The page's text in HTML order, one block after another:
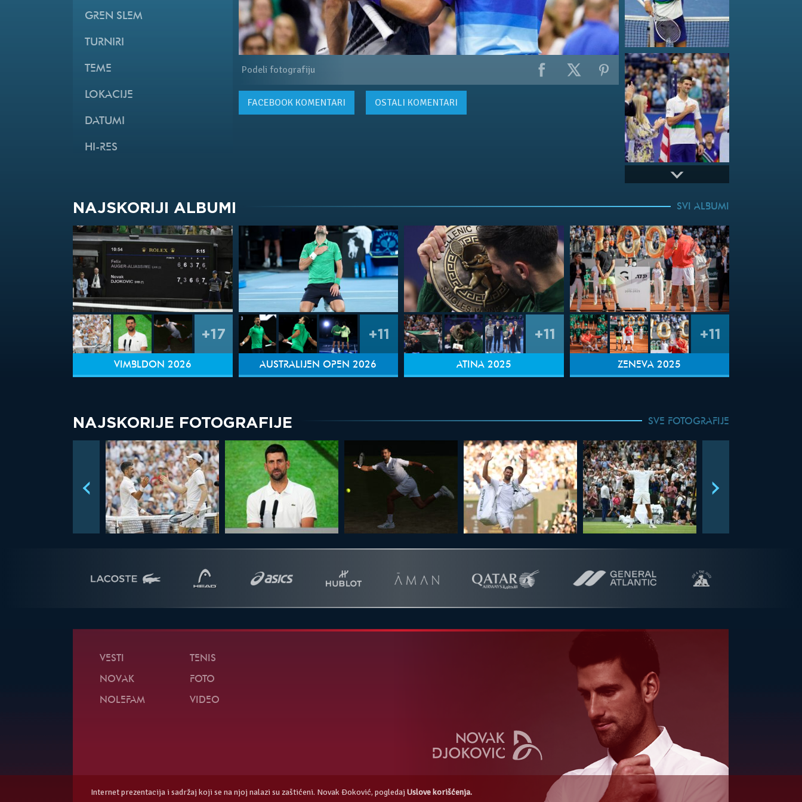
GREN SLEM
TURNIRI
TEME
LOKACIJE
DATUMI
HI-RES
Podeli fotografiju
FACEBOOKKOMENTARI OSTALI KOMENTARI
NAJSKORIJI ALBUMI SVI ALBUMI
+17
VIMBLDON 2026
+11
AUSTRALIJEN OPEN 2026
+11
ATINA 2025
+11
ŽENEVA 2025
NAJSKORIJE FOTOGRAFIJE SVE FOTOGRAFIJE
VESTI
NOVAK
NOLEFAM
TENIS
FOTO
VIDEO
Internet prezentacija i sadržaj koji se na njoj nalazi su zaštićeni. Novak Đoković, pogledaj Uslove korišćenja.